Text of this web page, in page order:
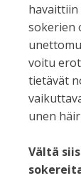
sokerien
voitu
tietävät
unen
Vältä